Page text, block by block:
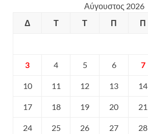
Αύγουστος 2026
Δ
Τ Τ Π Π
3 4 5 6 7
10 11 12 13 14
17 18 19 20 21
24 25 26 27 28